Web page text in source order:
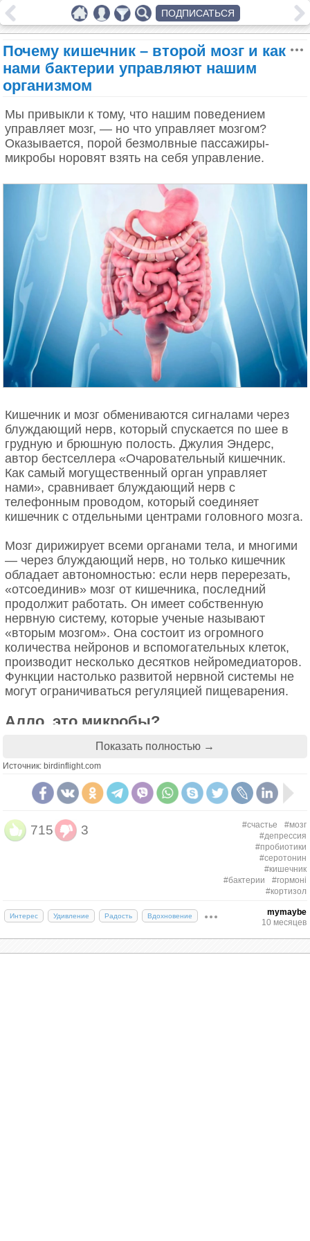
Почему кишечник – второй мозг и как
нами бактерии управляют нашим
организмом
Мы привыкли к тому, что нашим поведением
управляет мозг, — но что управляет мозгом?
Оказывается, порой безмолвные пассажиры-
микробы норовят взять на себя управление.
Кишечник и мозг обмениваются сигналами через
блуждающий нерв, который спускается по шее в
грудную и брюшную полость. Джулия Эндерс,
автор бестселлера «Очаровательный кишечник.
Как самый могущественный орган управляет
нами», сравнивает блуждающий нерв с
телефонным проводом, который соединяет
кишечник с отдельными центрами головного мозга.
Мозг дирижирует всеми органами тела, и многими
— через блуждающий нерв, но только кишечник
обладает автономностью: если нерв перерезать,
«отсоединив» мозг от кишечника, последний
продолжит работать. Он имеет собственную
нервную систему, которые ученые называют
«вторым мозгом». Она состоит из огромного
количества нейронов и вспомогательных клеток,
производит несколько десятков нейромедиаторов.
Функции настолько развитой нервной системы не
могут ограничиваться регуляцией пищеварения.
Алло, это микробы?
Большинство сигналов по блуждающему нерву
передается не сверху вниз, а снизу вверх — в
мозг. Ученые предполагают, что кишечник влияет
на наше психическое состояние. Для лечения
медикаментозной терапии, уже используется
электрический стимулятор блуждающего нерва.
Он заставляет нерв генерировать «правильные»
В кишечнике вырабатывается 90 % серотонина –
гормона счастья. Может быть, причина депрессии
кроется не в мозге, а в кишечнике. Также ученые
обнаружили связь между состоянием кишечника и
тревожностью, аутизмом, нейродегенеративными
Показать полностью →
Источник: birdinflight.com
715 3 #счастье
#мозг
#депрессия
#пробиотики
#серотонин
#кишечник
#бактерии
#гормоні
#кортизол
Интерес Удивление Радость Вдохновение
mymaybe
10 месяцев
ПОДПИСАТЬСЯ